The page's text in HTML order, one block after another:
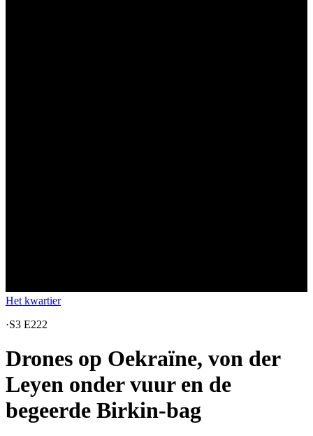
Het kwartier
·S3 E222
Drones op Oekraïne, von der
Leyen onder vuur en de
begeerde Birkin-bag